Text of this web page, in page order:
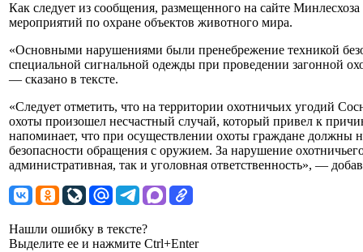
Как следует из сообщения, размещенного на сайте
мероприятий по охране объектов животного мира.
«Основными нарушениями были пренебрежение техникой
специальной сигнальной одежды при проведении загонной
— сказано в тексте.
«Следует отметить, что на территории охотничьих угодий
охоты произошел несчастный случай, который привел к
напоминает, что при осуществлении охоты граждане должны
безопасности обращения с оружием. За нарушение
административная, так и уголовная ответственность», —
Нашли ошибку в тексте?
Выделите ее и нажмите Ctrl+Enter